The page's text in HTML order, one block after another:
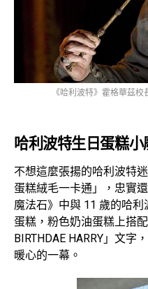
《哈利波特》霍格華茲
哈利波特生日蛋糕小
不想這麼張揚的哈利波特
蛋糕絨毛一卡通」，忠實
魔法石》中與 11 歲的哈
蛋糕，粉色奶油蛋糕上搭
BIRTHDAE HARRY」文字
暖心的一幕。